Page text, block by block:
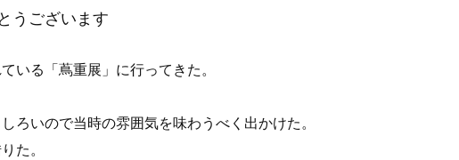
うございます
いる「蔦重展」に行ってきた。
ろいので当時の雰囲気を味わうべく出かけた。
た。